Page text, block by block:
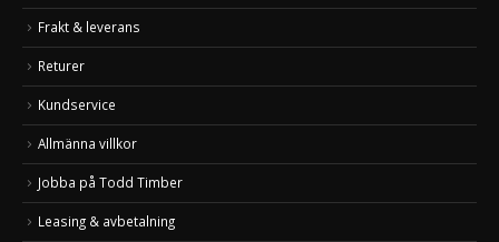
Frakt & leverans
Returer
Kundservice
Allmänna villkor
Jobba på Todd Timber
Leasing & avbetalning